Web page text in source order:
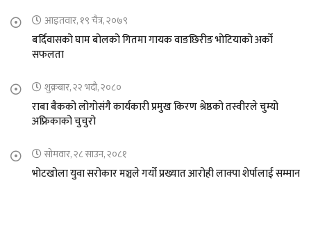
आइतवार, १९ चैत्र, २०७९
बर्दिवासको घाम बोलको गितमा गायक वाङछिरीङ भोटियाको अर्को
सफलता
शुक्रबार, २२ भदौ, २०८०
राबा बैकको लोगोसंगै कार्यकारी प्रमुख किरण श्रेष्ठको तस्वीरले चुम्यो
अफ्रिकाको चुचुरो
सोमवार, २८ साउन, २०८१
भोटखोला युवा सरोकार मञ्चले गर्यो प्रख्यात आरोही लाक्पा शेर्पालाई सम्मान